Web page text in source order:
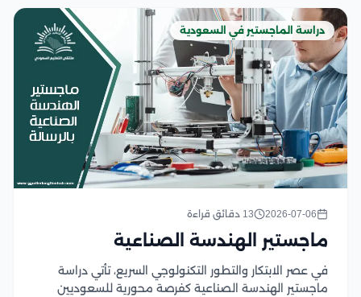
دراسة الماجستير في السعودية
2026-07-06 13 دقائق قراءة
ماجستير الهندسة الصناعية
في عصر الابتكار والتطور التكنولوجي السريع، تأتي دراسة
ماجستير الهندسة الصناعية كفرصة محورية للسعوديين